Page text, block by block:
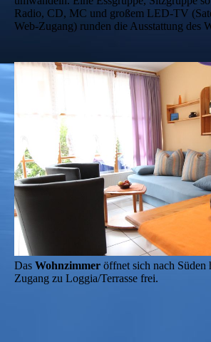
Radio, CD, MC und großem LED-TV
Web-Zugang) runden die Ausstattung des
Das Wohnzimmer öffnet sich nach Süden
Zugang zu Loggia/Terrasse frei.